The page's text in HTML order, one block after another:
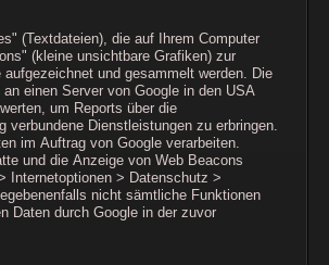
(Textdateien), die auf Ihrem Computer
(kleine unsichtbare Grafiken) zur
und gesammelt werden. Die
einen Server von Google in den USA
um Reports über die
Dienstleistungen zu erbringen.
im Auftrag von Google verarbeiten.
und die Anzeige von Web Beacons
Internetoptionen > Datenschutz >
nicht sämtliche Funktionen
Daten durch Google in der zuvor